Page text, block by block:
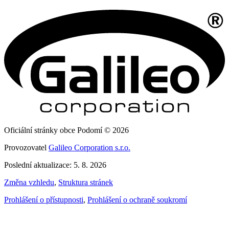
Oficiální stránky obce Podomí © 2026
Provozovatel Galileo Corporation s.r.o.
Poslední aktualizace: 5. 8. 2026
Změna vzhledu, Struktura stránek
Prohlášení o přístupnosti, Prohlášení o ochraně soukromí